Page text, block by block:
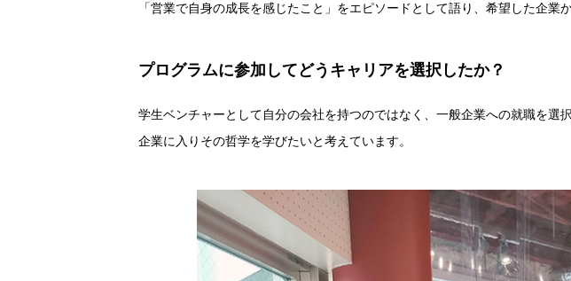
「営業で自身の成長を感じたこと」をエピソードとして語り、希望した企業
プログラムに参加してどうキャリアを選択したか？
学生ベンチャーとして自分の会社を持つのではなく、一般企業への就職を
企業に入りその哲学を学びたいと考えています。